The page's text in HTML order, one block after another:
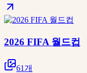
2026 FIFA 월드컵
61개